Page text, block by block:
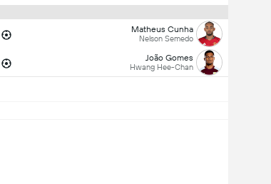
Matheus Cunha
Nelson Semedo
João Gomes
Hwang Hee-Chan